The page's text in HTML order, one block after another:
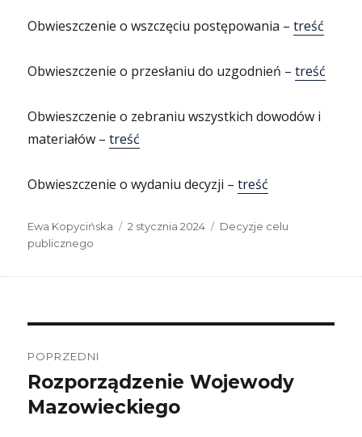
Obwieszczenie o wszczęciu postępowania –treść
Obwieszczenie o przesłaniu do uzgodnień –treść
Obwieszczenie o zebraniu wszystkich dowodów i
materiałów –treść
Obwieszczenie o wydaniu decyzji –treść
Autor
Ewa Kopycińska
Data
2 stycznia 2024 Kategorie
Decyzje celu
publicznego
wpisu
POPRZEDNI
Poprzedni
wpis:
Rozporządzenie Wojewody
Mazowieckiego